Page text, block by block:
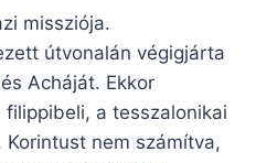
missziója.
útvonalán végigjárta
Acháját. Ekkor
a tesszalonikai
nem számítva,